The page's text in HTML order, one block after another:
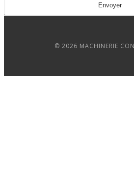
© 2026 MACHINERIE